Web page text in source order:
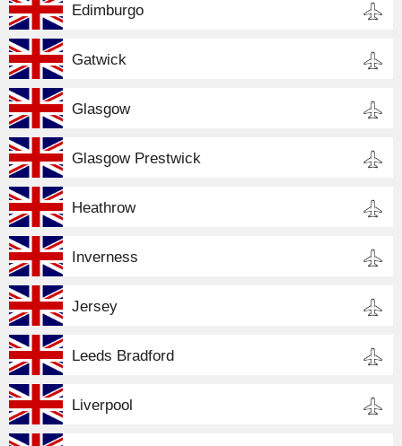
Edimburgo
Gatwick
Glasgow
Glasgow Prestwick
Heathrow
Inverness
Jersey
Leeds Bradford
Liverpool